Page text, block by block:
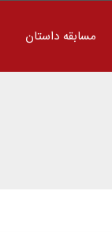
مسابقه داستان